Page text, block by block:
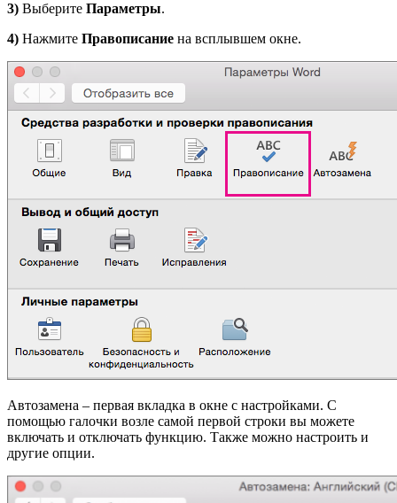
3) Выберите Параметры.
4) Нажмите Правописание на всплывшем окне.
Автозамена – первая вкладка в окне с настройками. С
помощью галочки возле самой первой строки вы можете
включать и отключать функцию. Также можно настроить и
другие опции.